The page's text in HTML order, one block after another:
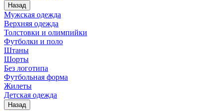
Назад
Мужская одежда
Верхняя одежда
Толстовки и олимпийки
Футболки и поло
Штаны
Шорты
Без логотипа
Футбольная форма
Жилеты
Детская одежда
Назад